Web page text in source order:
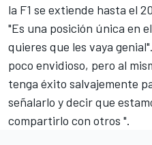
la F1 se extiende hasta el
"Es una posición única en
quieres que les vaya
poco envidioso, pero al
tenga éxito salvajemente
señalarlo y decir que
compartirlo con otros ".